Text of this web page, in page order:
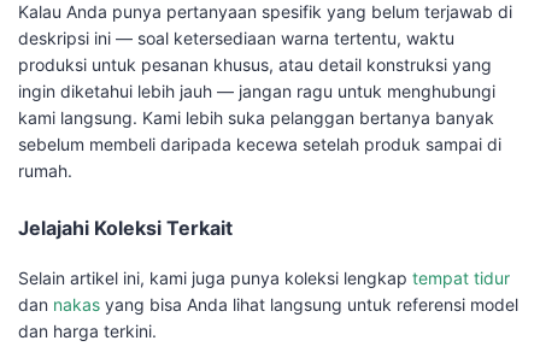
Kalau Anda punya pertanyaan spesifik yang belum terjawab di
deskripsi ini — soal ketersediaan warna tertentu, waktu
produksi untuk pesanan khusus, atau detail konstruksi yang
ingin diketahui lebih jauh — jangan ragu untuk menghubungi
kami langsung. Kami lebih suka pelanggan bertanya banyak
sebelum membeli daripada kecewa setelah produk sampai di
rumah.
Jelajahi Koleksi Terkait
Selain artikel ini, kami juga punya koleksi lengkap tempat tidur
dan nakas yang bisa Anda lihat langsung untuk referensi model
dan harga terkini.